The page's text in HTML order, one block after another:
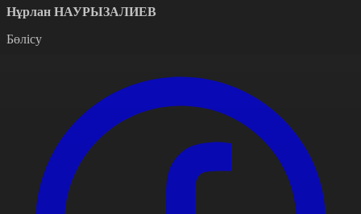
Нұрлан НАУРЫЗАЛИЕВ
Бөлісу